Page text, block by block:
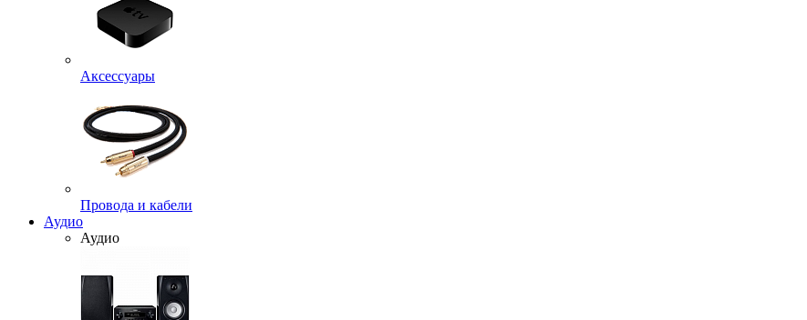
Аксессуары
Провода и кабели
Аудио
Аудио